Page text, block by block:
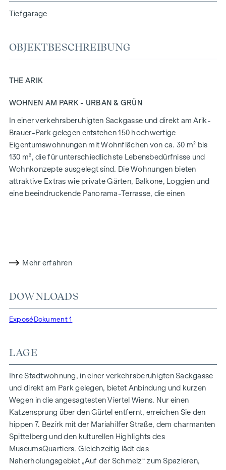
Tiefgarage
OBJEKTBESCHREIBUNG
THE ARIK
WOHNEN AM PARK - URBAN & GRÜN
In einer verkehrsberuhigten Sackgasse und direkt am Arik-
Brauer-Park gelegen entstehen 150 hochwertige
Eigentumswohnungen mit Wohnflächen von ca. 30 m² bis
130 m², die für unterschiedlichste Lebensbedürfnisse und
Wohnkonzepte ausgelegt sind. Die Wohnungen bieten
attraktive Extras wie private Gärten, Balkone, Loggien und
eine beeindruckende Panorama-Terrasse, die einen
garantieren eine nachhaltige und effiziente
Mehr Infos unter:WOHNEN AM PARK, 1160 Wien,
Herbststraße – Winegg
Wohnflächen von ca. 30 bis 130 m²
1- bis 4-Zimmerwohnungen
Gärten, Balkone, Loggien und Terrassen
Großzügige Raumhöhen
Tiefgaragenstellplätze | E-Mobilität
Innenhof Ruhelage
Photovoltaikanlage am Dach
Gemeinschaftsraum
Mehr erfahren
DOWNLOADS
Exposé Dokument 1
LAGE
Ihre Stadtwohnung, in einer verkehrsberuhigten Sackgasse
und direkt am Park gelegen, bietet Anbindung und kurzen
Wegen in die angesagtesten Viertel Wiens. Nur einen
Katzensprung über den Gürtel entfernt, erreichen Sie den
hippen 7. Bezirk mit der Mariahilfer Straße, dem charmanten
Spittelberg und den kulturellen Highlights des
MuseumsQuartiers. Gleichzeitig lädt das
Naherholungsgebiet „Auf der Schmelz“ zum Spazieren,